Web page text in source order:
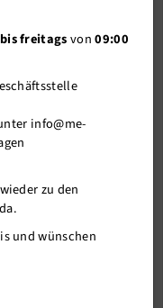
freitagsvon09:00
info@me-
zu den
und wünschen